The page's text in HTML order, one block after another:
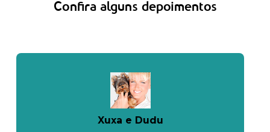
Confira alguns depoimentos
Xuxa e Dudu